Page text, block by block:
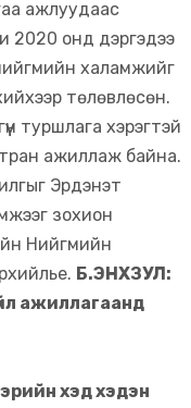
ажлуудаас
2020 онд дэргэдээ
халамжийг
төлөвлөсөн.
туршлага хэрэгтэй
ажиллаж байна.
Эрдэнэт
зохион
Нийгмийн
Б.ЭНХЗУЛ:
ажиллагаанд
хэд хэдэн